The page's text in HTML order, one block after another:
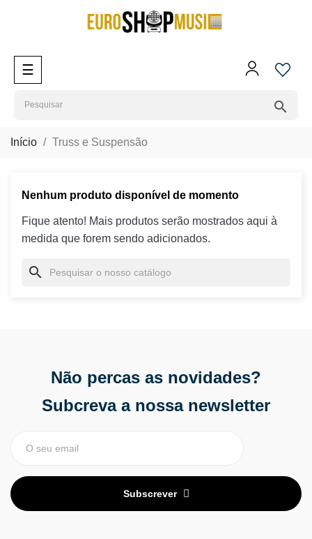
Toggle
navigation
☰
search
Início Truss e Suspensão
Nenhum produto disponível de momento
Fique atento! Mais produtos serão mostrados aqui à
medida que forem sendo adicionados.
search
Não percas as novidades?
Subcreva a nossa newsletter
Subscrever